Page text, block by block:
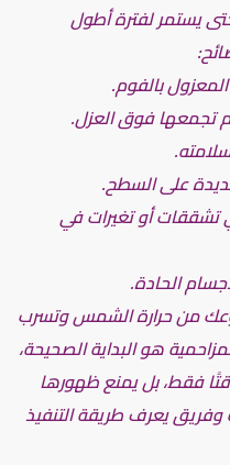
يستمر لفترة أطول
بالفوم.
تجمعها فوق العزل.
على السطح.
تشققات أو تغيرات في
الحادة.
من حرارة الشمس وتسرب
هو البداية الصحيحة،
فقط، بل يمنع ظهورها
وفريق يعرف طريقة التنفيذ